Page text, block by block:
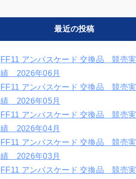
最近の投稿
FF11 アンバスケード 交換品 競売実
績 2026年06月
FF11 アンバスケード 交換品 競売実
績 2026年05月
FF11 アンバスケード 交換品 競売実
績 2026年04月
FF11 アンバスケード 交換品 競売実
績 2026年03月
FF11 アンバスケード 交換品 競売実